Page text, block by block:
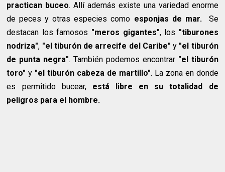
practican buceo. Allí además existe una variedad enorme
de peces y otras especies como esponjas de mar.Se
destacan los famosos "meros gigantes", los "tiburones
nodriza", "el tiburón de arrecife del Caribe" y "el tiburón
de punta negra". También podemos encontrar "el tiburón
toro" y "el tiburón cabeza de martillo". La zona en donde
es permitido bucear, está libre en su totalidad de
peligros para el hombre.